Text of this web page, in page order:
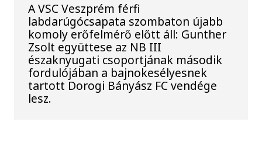
A VSC Veszprém férfi
labdarúgócsapata szombaton újabb
komoly erőfelmérő előtt áll: Gunther
Zsolt együttese az NB III
északnyugati csoportjának második
fordulójában a bajnokesélyesnek
tartott Dorogi Bányász FC vendége
lesz.